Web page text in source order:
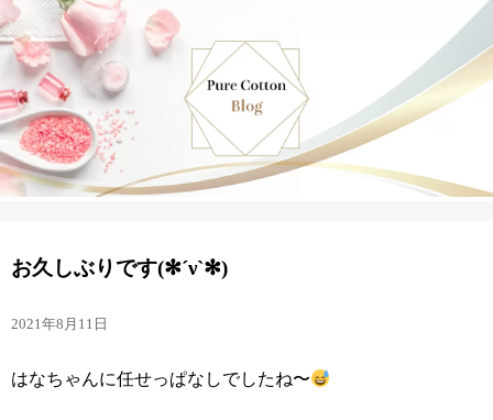
お久しぶりです(✻´ν`✻)
2021年8月11日
はなちゃんに任せっぱなしでしたね〜